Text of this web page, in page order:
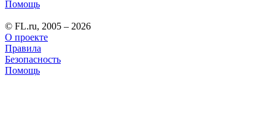
Помощь
© FL.ru, 2005 – 2026
О проекте
Правила
Безопасность
Помощь